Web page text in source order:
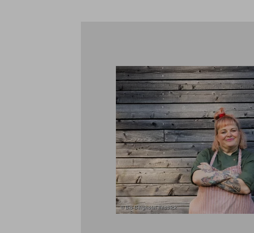
© Bio-Berghotel Ifenblick
for
changing
dates.
for